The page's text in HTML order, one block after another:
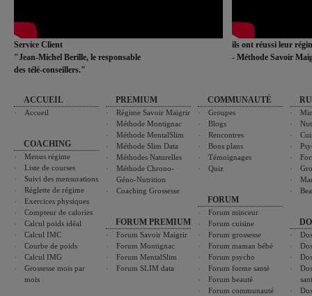
Service Client
"Jean-Michel Berille, le responsable
des télé-conseillers."
ils ont réussi leur
- Méthode Savoir
ACCUEIL
Accueil
COACHING
Menus régime
Liste de courses
Suivi des mensurations
Réglette de régime
Exercices physiques
Compteur de calories
Calcul poids idéal
Calcul IMC
Courbe de poids
Calcul IMG
Grossesse mois par
mois
PREMIUM
Régime Savoir Maigrir
Méthode Montignac
Méthode MentalSlim
Méthode Slim Data
Méthodes Naturelles
Méthode Chrono-
Géno-Nutrition
Coaching Grossesse
FORUM PREMIUM
Forum Savoir Maigrir
Forum Montignac
Forum MentalSlim
Forum SLIM data
COMMUNAUTÉ
Groupes
Blogs
Rencontres
Bons plans
Témoignages
Quiz
FORUM
Forum minceur
Forum cuisine
Forum grossesse
Forum maman bébé
Forum psycho
Forum forme santé
Forum beauté
Forum communauté